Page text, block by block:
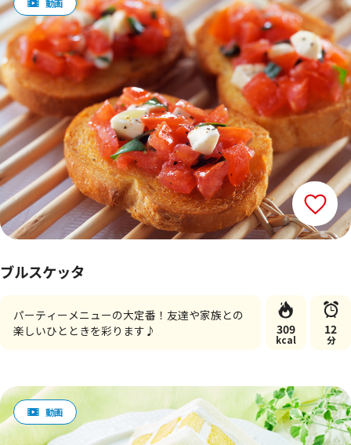
ブルスケッタ
パーティーメニューの大定番！友達や家族との
楽しいひとときを彩ります♪
309
kcal
12
分